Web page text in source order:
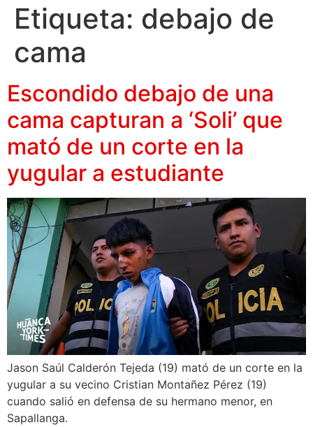
Etiqueta: debajo de
cama
Escondido debajo de una
cama capturan a ‘Soli’ que
mató de un corte en la
yugular a estudiante
Jason Saúl Calderón Tejeda (19) mató de un corte en la
yugular a su vecino Cristian Montañez Pérez (19)
cuando salió en defensa de su hermano menor, en
Sapallanga.